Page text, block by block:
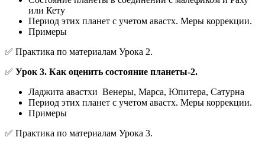
или Кету
Период этих планет с учетом авастх. Меры коррекции.
Примеры
✅ Практика по материалам Урока 2.
✅ Урок 3. Как оценить состояние планеты-2.
Ладжита авастхи Венеры, Марса, Юпитера, Сатурна
Период этих планет с учетом авастх. Меры коррекции.
Примеры
✅ Практика по материалам Урока 3.